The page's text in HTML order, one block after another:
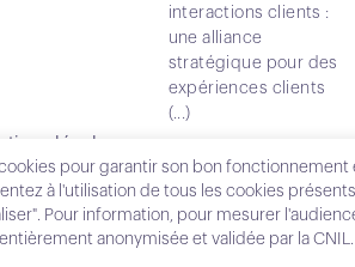
interactions clients :
une alliance
stratégique pour des
expériences clients
(...)
légales
pour garantir son bon
à l'utilisation de tous les cookies
Pour information, pour mesurer
anonymisée et validée par la